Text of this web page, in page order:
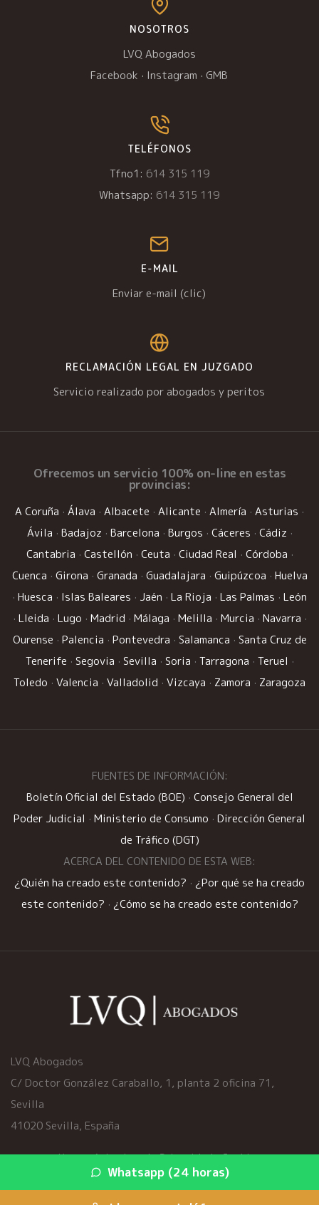
Whatsapp (24 horas)
NOSOTROS
LVQ Abogados
Facebook · Instagram · GMB
TELÉFONOS
Tfno1: 614 315 119
Whatsapp: 614 315 119
E-MAIL
Enviar e-mail (clic)
RECLAMACIÓN LEGAL EN JUZGADO
Servicio realizado por abogados y peritos
Ofrecemos un servicio 100% on-line en estas
provincias:
A Coruña · Álava · Albacete · Alicante · Almería · Asturias ·
Ávila · Badajoz · Barcelona · Burgos · Cáceres · Cádiz ·
Cantabria · Castellón · Ceuta · Ciudad Real · Córdoba ·
Cuenca · Girona · Granada · Guadalajara · Guipúzcoa · Huelva
· Huesca · Islas Baleares · Jaén · La Rioja · Las Palmas · León
· Lleida · Lugo · Madrid · Málaga · Melilla · Murcia · Navarra ·
Ourense · Palencia · Pontevedra · Salamanca · Santa Cruz de
Tenerife · Segovia · Sevilla · Soria · Tarragona · Teruel ·
Toledo · Valencia · Valladolid · Vizcaya · Zamora · Zaragoza
FUENTES DE INFORMACIÓN:
Boletín Oficial del Estado (BOE) · Consejo General del
Poder Judicial · Ministerio de Consumo · Dirección General
de Tráfico (DGT)
ACERCA DEL CONTENIDO DE ESTA WEB:
¿Quién ha creado este contenido? · ¿Por qué se ha creado
este contenido? · ¿Cómo se ha creado este contenido?
LVQ Abogados
C/ Doctor González Caraballo, 1, planta 2 oficina 71,
Sevilla
41020 Sevilla, España
Home·Aviso Legal·Privacidad·Cookies
© 2026 viciosocultoscoche.es ·Mapa del sitio